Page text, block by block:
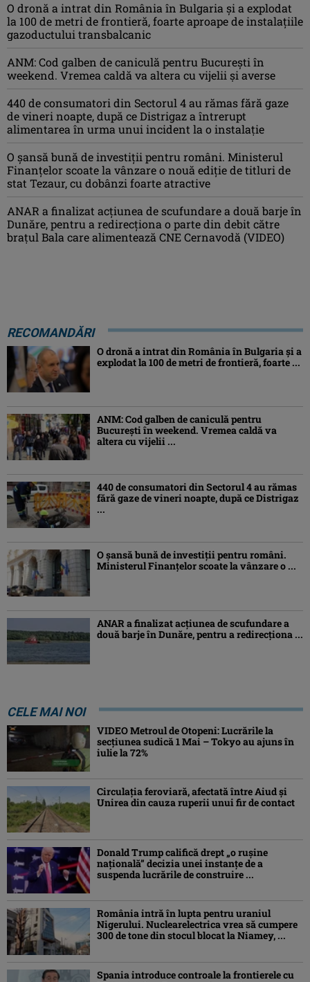
O dronă a intrat din România în Bulgaria şi a explodat
la 100 de metri de frontieră, foarte aproape de instalațiile
gazoductului transbalcanic
ANM: Cod galben de caniculă pentru București în
weekend. Vremea caldă va altera cu vijelii și averse
440 de consumatori din Sectorul 4 au rămas fără gaze
de vineri noapte, după ce Distrigaz a întrerupt
alimentarea în urma unui incident la o instalație
O șansă bună de investiții pentru români. Ministerul
Finanțelor scoate la vânzare o nouă ediție de titluri de
stat Tezaur, cu dobânzi foarte atractive
ANAR a finalizat acțiunea de scufundare a două barje în
Dunăre, pentru a redirecționa o parte din debit către
brațul Bala care alimentează CNE Cernavodă (VIDEO)
RECOMANDĂRI
O dronă a intrat din România în Bulgaria şi a
explodat la 100 de metri de frontieră, foarte ...
ANM: Cod galben de caniculă pentru
București în weekend. Vremea caldă va
altera cu vijelii ...
440 de consumatori din Sectorul 4 au rămas
fără gaze de vineri noapte, după ce Distrigaz
...
O șansă bună de investiții pentru români.
Ministerul Finanțelor scoate la vânzare o ...
ANAR a finalizat acțiunea de scufundare a
două barje în Dunăre, pentru a redirecționa ...
CELE MAI NOI
VIDEO Metroul de Otopeni: Lucrările la
secțiunea sudică 1 Mai – Tokyo au ajuns în
iulie la 72%
Circulația feroviară, afectată între Aiud şi
Unirea din cauza ruperii unui fir de contact
Donald Trump califică drept „o ruşine
naţională” decizia unei instanțe de a
suspenda lucrările de construire ...
România intră în lupta pentru uraniul
Nigerului. Nuclearelectrica vrea să cumpere
300 de tone din stocul blocat la Niamey, ...
Spania introduce controale la frontierele cu